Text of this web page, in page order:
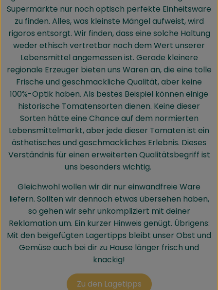
Supermärkte nur noch optisch perfekte Einheitsware
zu finden. Alles, was kleinste Mängel aufweist, wird
rigoros entsorgt. Wir finden, dass eine solche Haltung
weder ethisch vertretbar noch dem Wert unserer
Lebensmittel angemessen ist. Gerade kleinere
regionale Erzeuger bieten uns Waren an, die eine tolle
Frische und geschmackliche Qualität, aber keine
100%-Optik haben. Als bestes Beispiel können einige
historische Tomatensorten dienen. Keine dieser
Sorten hätte eine Chance auf dem normierten
Lebensmittelmarkt, aber jede dieser Tomaten ist ein
ästhetisches und geschmackliches Erlebnis. Dieses
Verständnis für einen erweiterten Qualitätsbegriff ist
uns besonders wichtig.
Gleichwohl wollen wir dir nur einwandfreie Ware
liefern. Sollten wir dennoch etwas übersehen haben,
so gehen wir sehr unkompliziert mit deiner
Reklamation um. Ein kurzer Hinweis genügt. Übrigens:
Mit den beigefügten Lagertipps bleibt unser Obst und
Gemüse auch bei dir zu Hause länger frisch und
knackig!
Zu den Lagetipps